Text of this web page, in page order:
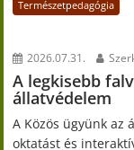
Természetpedagógia
2026.07.31.
A legkisebb
állatvédelem
A Közös ügyünk az
oktatást és